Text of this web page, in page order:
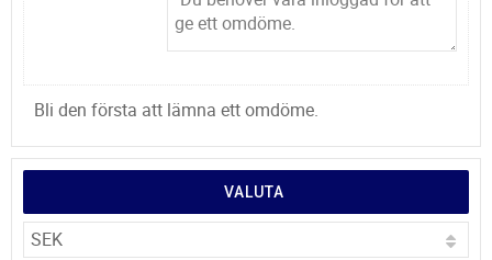
Bli den första att lämna ett omdöme.
VALUTA